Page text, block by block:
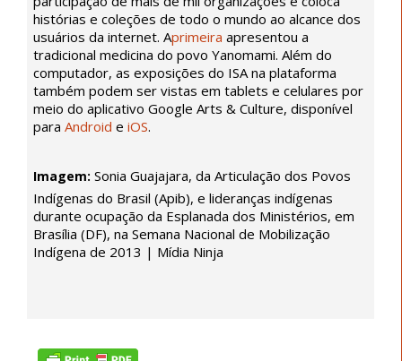
histórias e coleções de todo o mundo ao alcance dos
usuários da internet. Aprimeira apresentou a
tradicional medicina do povo Yanomami. Além do
computador, as exposições do ISA na plataforma
também podem ser vistas em tablets e celulares por
meio do aplicativo Google Arts & Culture, disponível
para Android e iOS.
Imagem: Sonia Guajajara, da Articulação dos Povos
Indígenas do Brasil (Apib), e lideranças indígenas
durante ocupação da Esplanada dos Ministérios, em
Brasília (DF), na Semana Nacional de Mobilização
Indígena de 2013 | Mídia Ninja
em
Brasília
(DF),
na
Semana
Nacional
de
de
2013
|
Mídia
Ninja